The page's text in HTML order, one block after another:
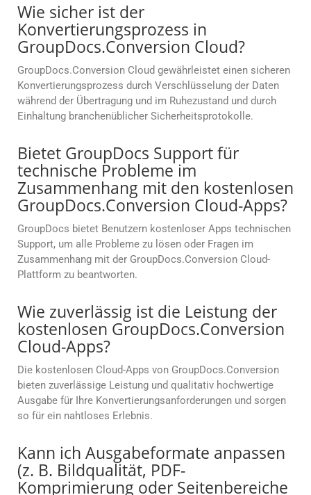
Wie sicher ist der
Konvertierungsprozess in
GroupDocs.Conversion Cloud?
GroupDocs.Conversion Cloud gewährleistet einen sicheren
Konvertierungsprozess durch Verschlüsselung der Daten
während der Übertragung und im Ruhezustand und durch
Einhaltung branchenüblicher Sicherheitsprotokolle.
Bietet GroupDocs Support für
technische Probleme im
Zusammenhang mit den kostenlosen
GroupDocs.Conversion Cloud-Apps?
GroupDocs bietet Benutzern kostenloser Apps technischen
Support, um alle Probleme zu lösen oder Fragen im
Zusammenhang mit der GroupDocs.Conversion Cloud-
Plattform zu beantworten.
Wie zuverlässig ist die Leistung der
kostenlosen GroupDocs.Conversion
Cloud-Apps?
Die kostenlosen Cloud-Apps von GroupDocs.Conversion
bieten zuverlässige Leistung und qualitativ hochwertige
Ausgabe für Ihre Konvertierungsanforderungen und sorgen
so für ein nahtloses Erlebnis.
Kann ich Ausgabeformate anpassen
(z. B. Bildqualität, PDF-
Komprimierung oder Seitenbereiche